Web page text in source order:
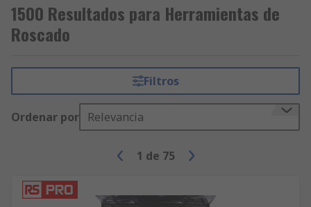
1500 Resultados para Herramientas de
Roscado
Filtros
Ordenar por Relevancia
1 de 75